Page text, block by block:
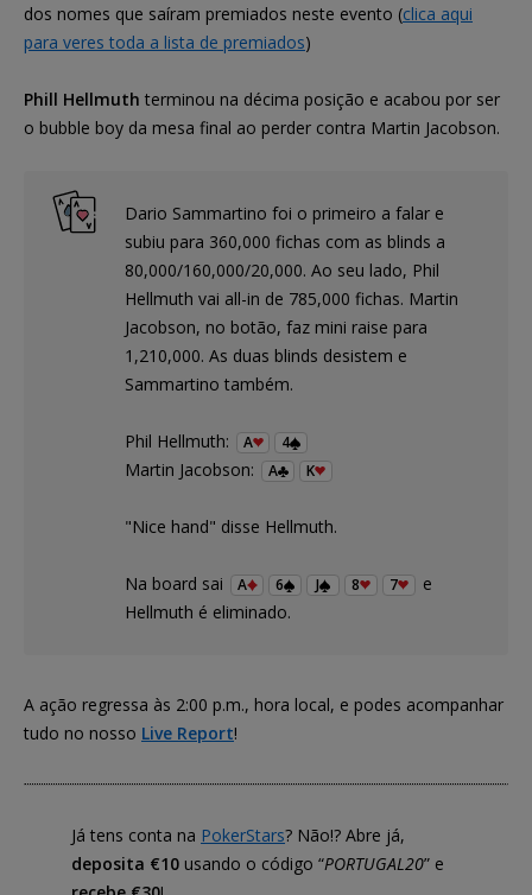
dos nomes que saíram premiados neste evento (clica aqui
para veres toda a lista de premiados)
Phill Hellmuth terminou na décima posição e acabou por ser
o bubble boy da mesa final ao perder contra Martin Jacobson.
Dario Sammartino foi o primeiro a falar e
subiu para 360,000 fichas com as blinds a
80,000/160,000/20,000. Ao seu lado, Phil
Hellmuth vai all-in de 785,000 fichas. Martin
Jacobson, no botão, faz mini raise para
1,210,000. As duas blinds desistem e
Sammartino também.
Phil Hellmuth: A 4
Martin Jacobson: A K
"Nice hand" disse Hellmuth.
Na board sai A 6 J 8 7
e
Hellmuth é eliminado.
A ação regressa às 2:00 p.m., hora local, e podes acompanhar
tudo no nosso Live Report!
Já tens conta na PokerStars? Não!? Abre já,
deposita €10 usando o código “PORTUGAL20” e